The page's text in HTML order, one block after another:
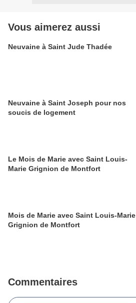
Vous aimerez aussi
Neuvaine à Saint Jude Thadée
Neuvaine à Saint Joseph pour nos
soucis de logement
Le Mois de Marie avec Saint Louis-
Marie Grignion de Montfort
Mois de Marie avec Saint Louis-Marie
Grignion de Montfort
Commentaires